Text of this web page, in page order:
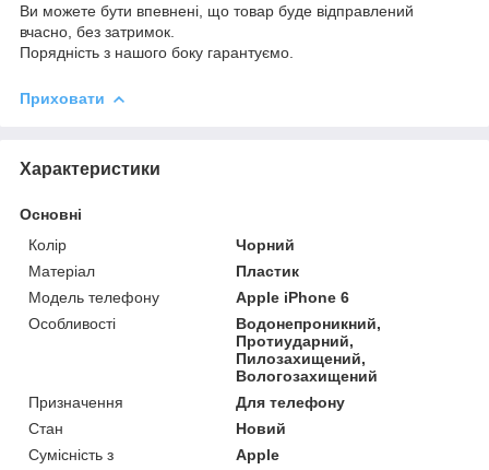
Ви можете бути впевнені, що товар буде відправлений
вчасно, без затримок.
Порядність з нашого боку гарантуємо.
Приховати
Характеристики
Основні
Колір
Чорний
Матеріал
Пластик
Модель телефону
Apple iPhone 6
Особливості
Водонепроникний,
Протиударний,
Пилозахищений,
Вологозахищений
Призначення
Для телефону
Стан
Новий
Сумісність з
Apple